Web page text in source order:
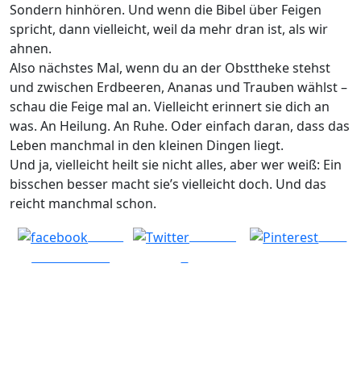
Sondern hinhören. Und wenn die Bibel über Feigen
spricht, dann vielleicht, weil da mehr dran ist, als wir
ahnen.
Also nächstes Mal, wenn du an der Obsttheke stehst
und zwischen Erdbeeren, Ananas und Trauben wählst –
schau die Feige mal an. Vielleicht erinnert sie dich an
was. An Heilung. An Ruhe. Oder einfach daran, dass das
Leben manchmal in den kleinen Dingen liegt.
Und ja, vielleicht heilt sie nicht alles, aber wer weiß: Ein
bisschen besser macht sie’s vielleicht doch. Und das
reicht manchmal schon.
Post on